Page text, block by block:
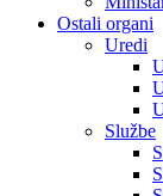
Ostali organi
Uredi
Službe